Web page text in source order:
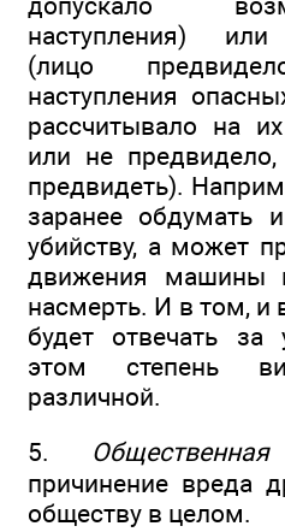
наступления) или
(лицо
наступления
рассчитывало на
или не
предвидеть).
заранее обдумать
убийству, а может
движения машины
насмерть. И в том, и
будет отвечать за
этом степень
различной.
5.
причинение вреда
обществу в целом.